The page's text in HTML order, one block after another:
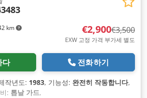
km €2,900€3,500
EXW 고정 가격 부가세 별도
다 전화하기
작년도: 1983, 기능성: 완전히 작동합니다,
: 톱날 가드,